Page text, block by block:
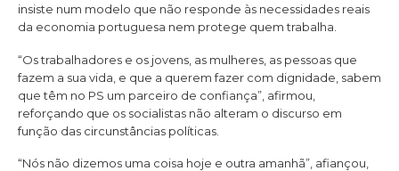
insiste num modelo que não responde às necessidades reais
da economia portuguesa nem protege quem trabalha.
“Os trabalhadores e os jovens, as mulheres, as pessoas que
fazem a sua vida, e que a querem fazer com dignidade, sabem
que têm no PS um parceiro de confiança”, afirmou,
reforçando que os socialistas não alteram o discurso em
função das circunstâncias políticas.
“Nós não dizemos uma coisa hoje e outra amanhã”, afiançou,